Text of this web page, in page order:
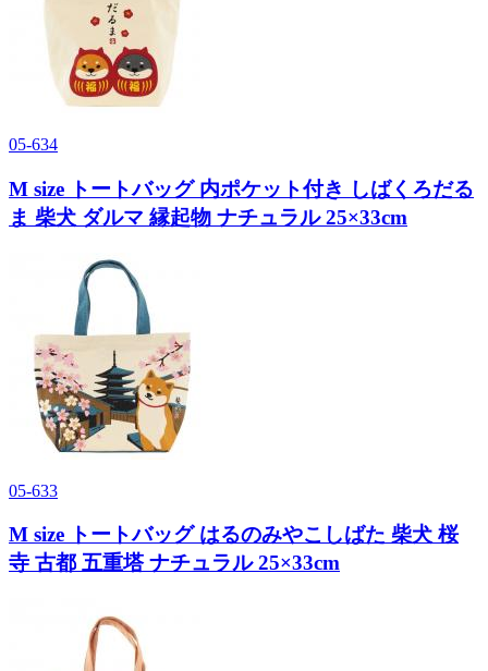
05-634
M size トートバッグ 内ポケット付き しばくろだる
ま 柴犬 ダルマ 縁起物 ナチュラル 25×33cm
05-633
M size トートバッグ はるのみやこしばた 柴犬 桜
寺 古都 五重塔 ナチュラル 25×33cm